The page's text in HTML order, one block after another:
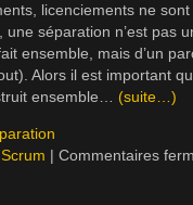
licenciements ne
séparation n’est pas
ensemble, mais d’un
Alors il est important
ensemble… (suite…)
Scrum | Commentaires